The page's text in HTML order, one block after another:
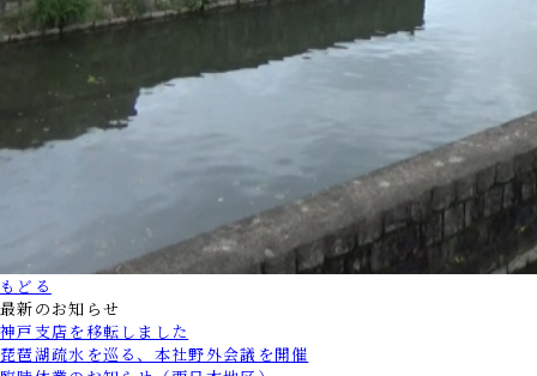
もどる
最新のお知らせ
神戸支店を移転しました
琵琶湖疏水を巡る、本社野外会議を開催